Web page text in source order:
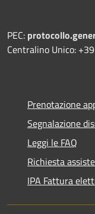
PEC:
Centralino Unico:
Prenotazione
Segnalazione
Leggi le FAQ
Richiesta
IPA Fattura